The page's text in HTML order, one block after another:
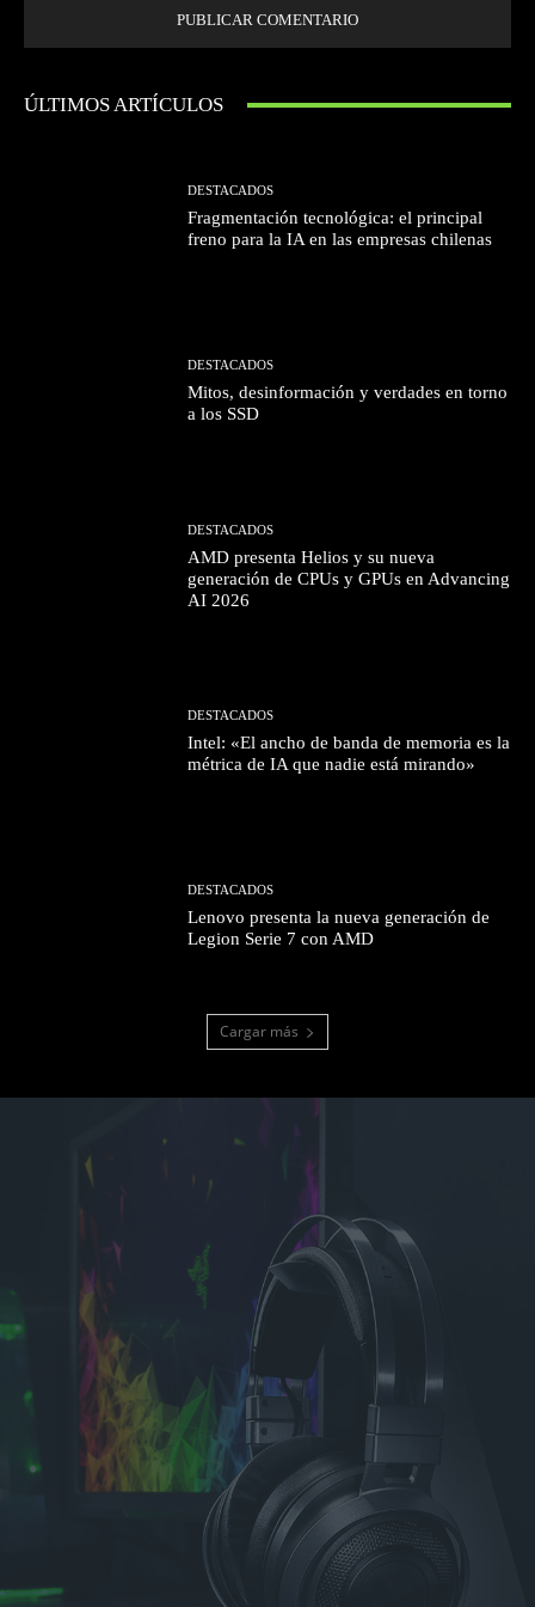
ÚLTIMOS ARTÍCULOS
DESTACADOS
Fragmentación tecnológica: el principal
freno para la IA en las empresas chilenas
DESTACADOS
Mitos, desinformación y verdades en torno
a los SSD
DESTACADOS
AMD presenta Helios y su nueva
generación de CPUs y GPUs en Advancing
AI 2026
DESTACADOS
Intel: «El ancho de banda de memoria es la
métrica de IA que nadie está mirando»
DESTACADOS
Lenovo presenta la nueva generación de
Legion Serie 7 con AMD
Cargar más